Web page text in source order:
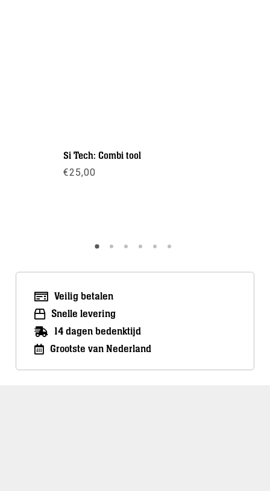
Si Tech: Combi tool
€25,00
Veilig betalen
Snelle levering
14 dagen bedenktijd
Grootste van Nederland